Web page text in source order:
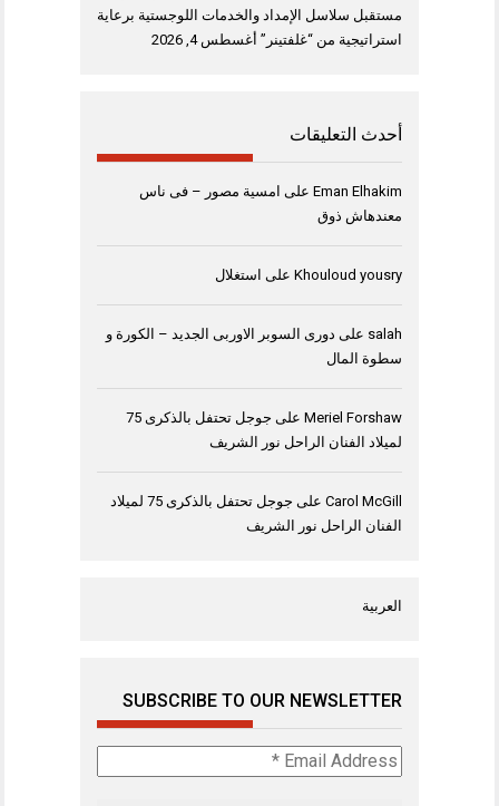
مستقبل سلاسل الإمداد والخدمات اللوجستية برعاية
استراتيجية من “غلفتينر” أغسطس 4, 2026
أحدث التعليقات
Eman Elhakim على امسية مصور – فى ناس
معندهاش ذوق
Khouloud yousry على استغلال
salah على دورى السوبر الاوربى الجديد – الكورة و
سطوة المال
Meriel Forshaw على
جوجل تحتفل بالذكرى 75
لميلاد الفنان الراحل نور الشريف
Carol McGill على
جوجل تحتفل بالذكرى 75 لميلاد
الفنان الراحل نور الشريف
العربية
SUBSCRIBE TO OUR NEWSLETTER
Email
Address